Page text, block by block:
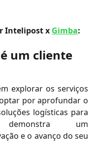
Intelipost x Gimba:
um cliente
explorar os serviços
por aprofundar o
logísticas para
demonstra um
e o avanço do seu